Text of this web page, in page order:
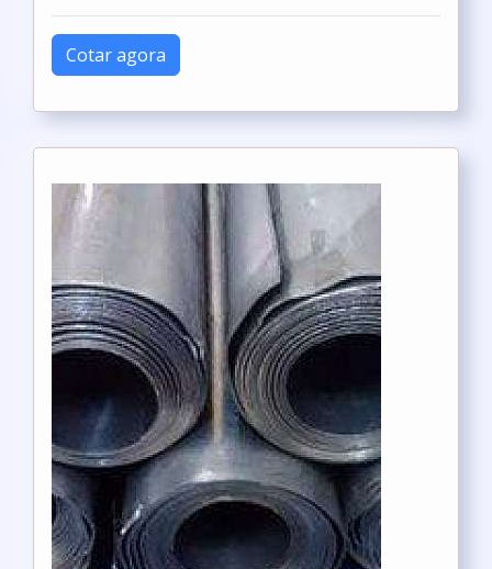
Cotar agora